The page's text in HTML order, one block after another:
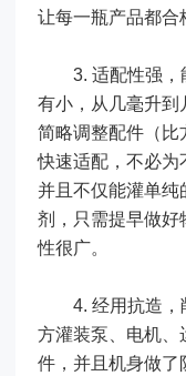
让每一瓶产品都合
3. 适配性强，
有小，从几毫升到
简略调整配件（比
快速适配，不必为
并且不仅能灌单纯
剂，只需提早做好
性很广。
4. 经用抗造，
方灌装泵、电机、
件，并且机身做了